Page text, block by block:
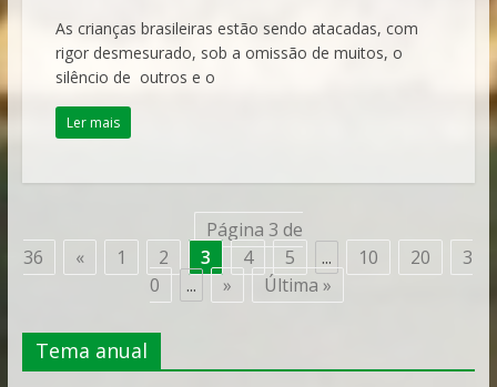
As crianças brasileiras estão sendo atacadas, com
rigor desmesurado, sob a omissão de muitos, o
silêncio de outros e o
Ler mais
Página 3 de
36
« 1 2 3 4 5 ... 10 20
3
0
... » Última »
Tema anual